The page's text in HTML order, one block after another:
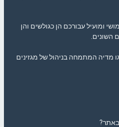
ומועיל עבורכם הן כגולשים והן
השונים.
מדיה המתמחה בניהול של מגזינים